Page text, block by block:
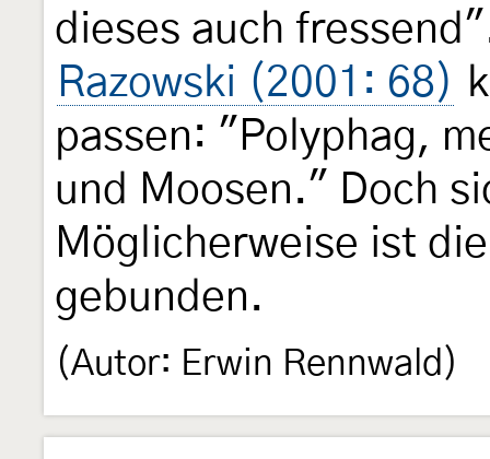
dieses auch
Razowski (2001: 68)
passen: "Polyphag,
und Moosen." Doch
Möglicherweise ist
gebunden.
(Autor: Erwin Rennwald)